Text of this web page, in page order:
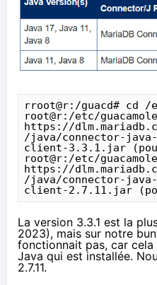
rroot@r:/guacd# cd /
root@r:/etc/
https://
/java/connector-
client-3.3.1.jar
root@r:/etc/
https://
/java/connector-
client-2.7.11.jar
La version 3.3.1 est la
2023), mais sur notre
fonctionnait pas, car
Java qui est installée.
2.7.11.